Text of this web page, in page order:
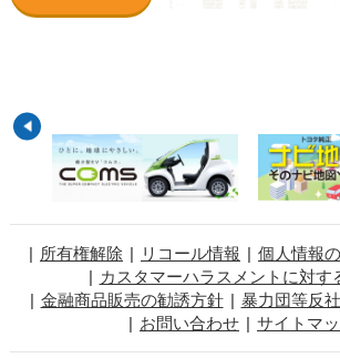
所有権解除 リコール情報
個人情報
カスタマーハラスメントに対す
金融商品販売の勧誘方針
暴力団等反
お問い合わせ
サイトマ